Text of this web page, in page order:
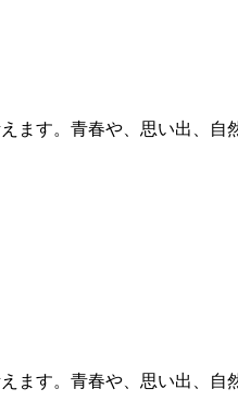
ます。青春や、思い出、自
ます。青春や、思い出、自